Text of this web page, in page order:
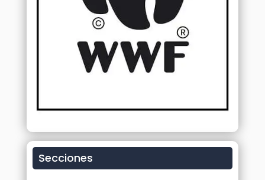
Secciones